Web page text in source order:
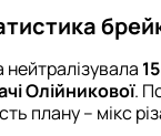
нейтралізувала
Олійникової.
плану – мікс